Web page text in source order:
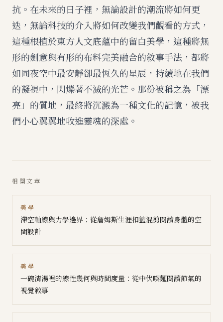
抗。在未來的日子裡，無論設計的潮流將如何更
迭，無論科技的介入將如何改變我們觀看的方式，
這種根植於東方人文底蘊中的留白美學，這種將無
形的劍意與有形的布料完美融合的敘事手法，都將
如同夜空中最安靜卻最恆久的星辰，持續地在我們
的凝視中，閃爍著不滅的光芒。那份被稱之為「漂
亮」的質地，最終將沉澱為一種文化的記憶，被我
們小心翼翼地收進靈魂的深處。
相關文章
美學
滯空軸線與力學邊界：從詹姆斯生涯扣籃混剪閱讀身體的空
間設計
美學
一碗清湯裡的線性幾何與時間度量：從中伏喫麵閱讀節氣的
視覺敘事